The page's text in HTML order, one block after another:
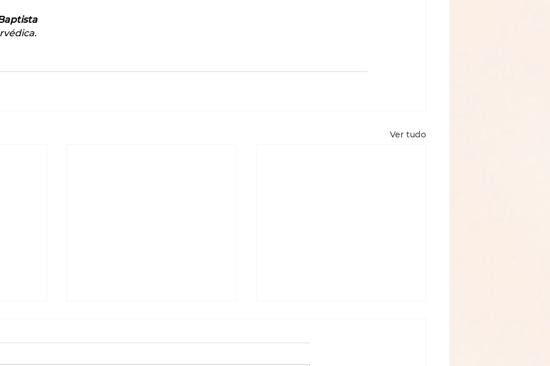
Ver tudo